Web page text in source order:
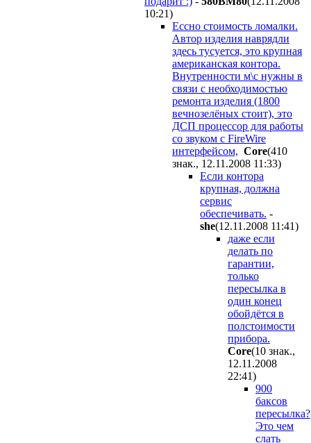
10:21)
Ессно стоимость ломалки.
Автор изделия наврядли
здесь тусуется, это крупная
американская контора.
Внутренности м\с нужны в
связи с необходимостью
ремонта изделия (1800
вечнозелёных стоит), это
ДСП процессор для работы
со звуком с FireWire
интерфейсом, Core(410
знак., 12.11.2008 11:33)
Если контора
крупная, должна
сервис
обеспечивать. -
she(12.11.2008 11:41)
даже если
делать по
гарантии,
только
пересылка в
один конец
обойдётся в
полстоимости
прибора.
Core(10 знак.,
12.11.2008
22:41)
900
баксов
пересылка?
Это чем
слать